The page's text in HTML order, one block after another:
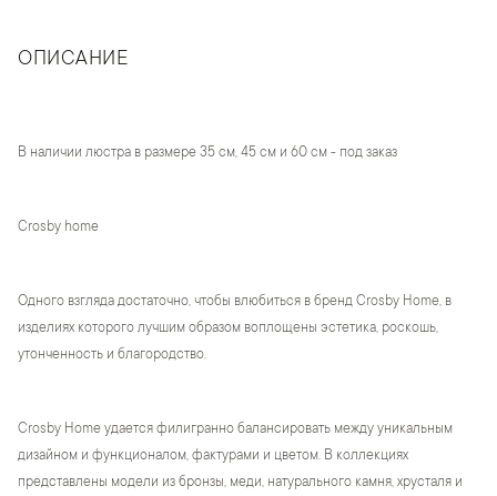
ОПИСАНИЕ
В наличии люстра в размере 35 см, 45 см и 60 см - под заказ
Crosby home
Одного взгляда достаточно, чтобы влюбиться в бренд Crosby Home, в
изделиях которого лучшим образом воплощены эстетика, роскошь,
утонченность и благородство.
Crosby Home удается филигранно балансировать между уникальным
дизайном и функционалом, фактурами и цветом. В коллекциях
представлены модели из бронзы, меди, натурального камня, хрусталя и